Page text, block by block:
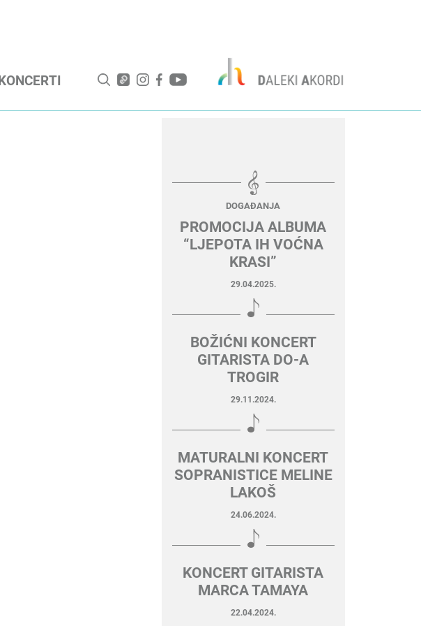
KONCERTI
DOGAĐANJA
PROMOCIJA ALBUMA
“LJEPOTA IH VOĆNA
KRASI”
29.04.2025.
BOŽIĆNI KONCERT
GITARISTA DO-A
TROGIR
29.11.2024.
MATURALNI KONCERT
SOPRANISTICE MELINE
LAKOŠ
24.06.2024.
KONCERT GITARISTA
MARCA TAMAYA
22.04.2024.